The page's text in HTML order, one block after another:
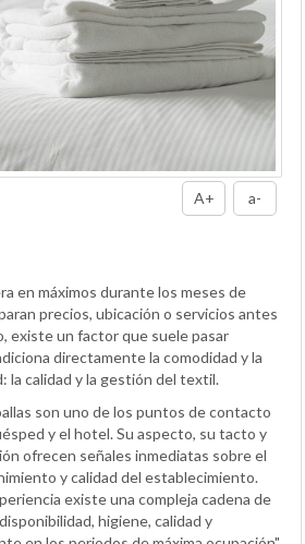
A+ a-
en máximos durante los meses de
precios, ubicación o servicios antes
existe un factor que suele pasar
directamente la comodidad y la
la calidad y la gestión del textil.
son uno de los puntos de contacto
y el hotel. Su aspecto, su tacto y
ofrecen señales inmediatas sobre el
y calidad del establecimiento.
existe una compleja cadena de
higiene, calidad y